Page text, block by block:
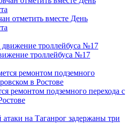
отметить вместе День
троллейбуса №17
ремонтом подземного перехода с